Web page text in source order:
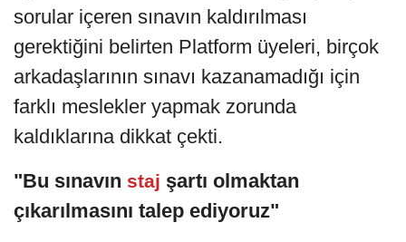
sorular içeren sınavın kaldırılması
gerektiğini belirten Platform üyeleri, birçok
arkadaşlarının sınavı kazanamadığı için
farklı meslekler yapmak zorunda
kaldıklarına dikkat çekti.
"Bu sınavın staj şartı olmaktan
çıkarılmasını talep ediyoruz"